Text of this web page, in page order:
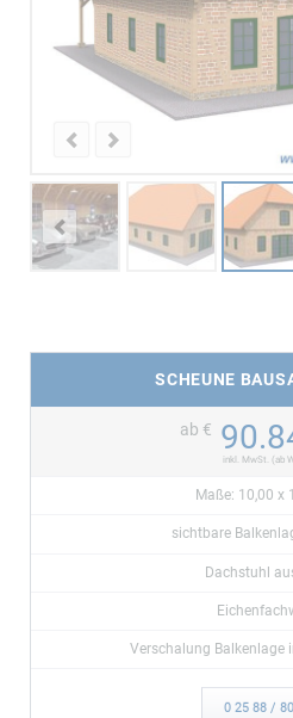
SCHEUNE
ab €
inkl. MwSt. (ab
Maße: 10,00 x
sichtbare
Dachstuhl
Verschalung Balkenlage
0 25 88 /